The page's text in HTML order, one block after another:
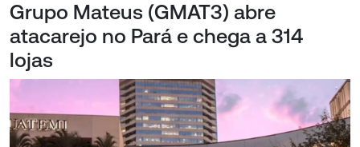
Grupo Mateus (GMAT3) abre
atacarejo no Pará e chega a 314
lojas